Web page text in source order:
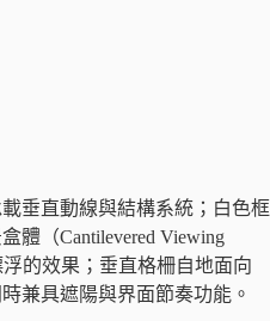
垂直動線與結構系統；白色框
體（Cantilevered Viewing
的效果；垂直格柵自地面向
兼具遮陽與界面節奏功能。